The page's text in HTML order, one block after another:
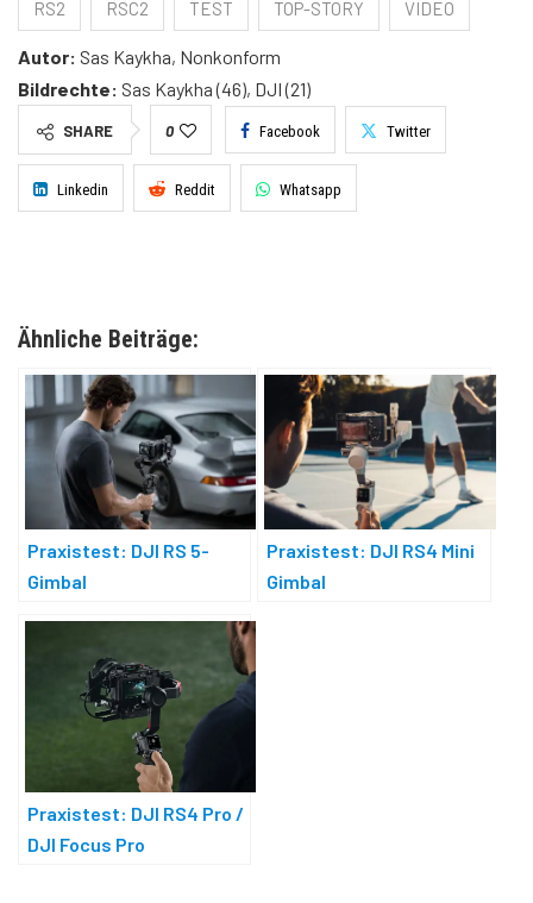
RS2 RSC2 TEST TOP-STORY VIDEO
Autor: Sas Kaykha, Nonkonform
Bildrechte: Sas Kaykha (46), DJI (21)
SHARE 0 Facebook Twitter
Linkedin Reddit Whatsapp
Ähnliche Beiträge:
Praxistest: DJI RS 5-
Gimbal
Praxistest: DJI RS4 Mini
Gimbal
Praxistest: DJI RS4 Pro /
DJI Focus Pro